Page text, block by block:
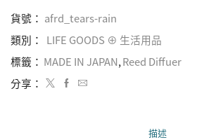
貨號： afrd_tears-rain
類別：
LIFE GOODS ⊕ 生活用品
標籤： MADE IN JAPAN,Reed Diffuer
分享：
描述